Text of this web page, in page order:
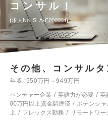
コンサル！
求人No.ISLA-C000004
その他、コンサルタ
年収
550万円～949万円
ベンチャー企業
英語力が必要 英
00万円以上資金調達済
ポテンシャ
上
フレックス勤務 リモートワー